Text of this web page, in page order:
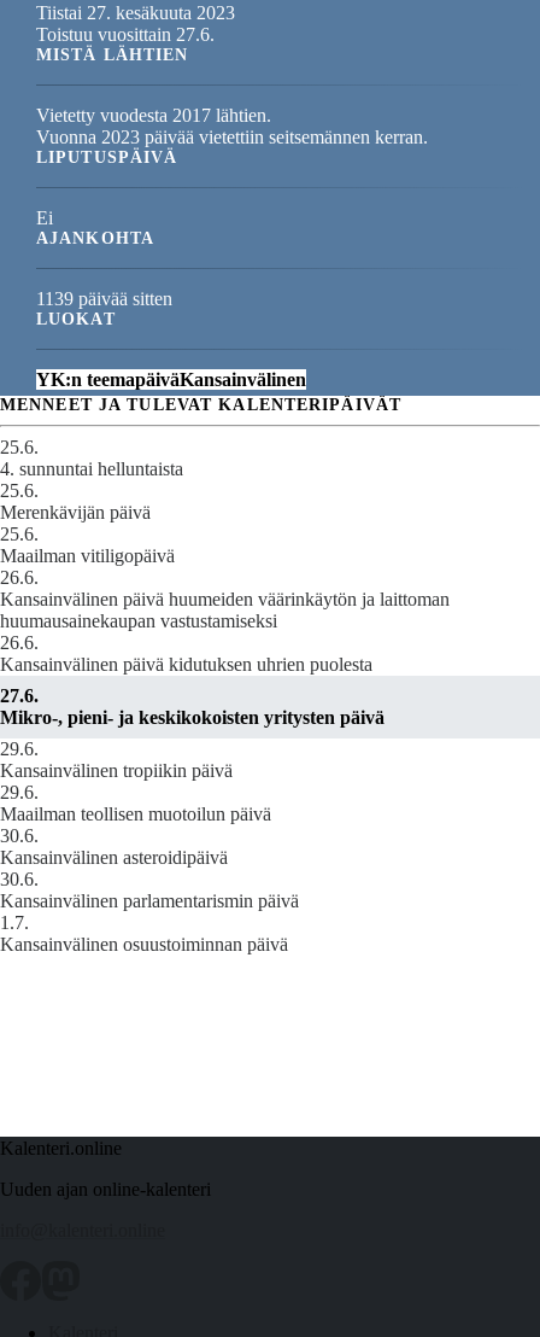
Tiistai 27. kesäkuuta 2023
Toistuu vuosittain 27.6.
MISTÄ LÄHTIEN
Vietetty vuodesta 2017 lähtien.
Vuonna 2023 päivää vietettiin seitsemännen kerran.
LIPUTUSPÄIVÄ
Ei
AJANKOHTA
1139 päivää sitten
LUOKAT
YK:n teemapäiväKansainvälinen
MENNEET JA TULEVAT KALENTERIPÄIVÄT
25.6.
4. sunnuntai helluntaista
25.6.
Merenkävijän päivä
25.6.
Maailman vitiligopäivä
26.6.
Kansainvälinen päivä huumeiden väärinkäytön ja laittoman
huumausainekaupan vastustamiseksi
26.6.
Kansainvälinen päivä kidutuksen uhrien puolesta
27.6.
Mikro-, pieni- ja keskikokoisten yritysten päivä
29.6.
Kansainvälinen tropiikin päivä
29.6.
Maailman teollisen muotoilun päivä
30.6.
Kansainvälinen asteroidipäivä
30.6.
Kansainvälinen parlamentarismin päivä
1.7.
Kansainvälinen osuustoiminnan päivä
Kalenteri.online
Uuden ajan online-kalenteri